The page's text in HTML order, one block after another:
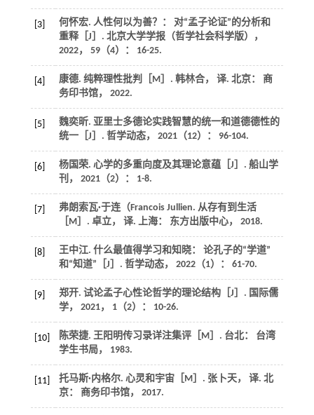
[3]
何怀宏. 人性何以为善？： 对“孟子论证”的分析和
重释［J］. 北京大学学报（哲学社会科学版）
，
2022， 59（4）： 16-25.
[4] 康德. 纯粹理性批判
［M］. 韩林合， 译. 北京： 商
务印书馆， 2022.
[5]
魏奕昕. 亚里士多德论实践智慧的统一和道德德性的
统一［J］. 哲学动态， 2021（12）： 96-104.
[6] 杨国荣. 心学的多重向度及其理论意蕴［J］. 船山学
刊 ， 2021（2）： 1-8.
[7] 弗朗索瓦·于连（Francois Jullien. 从存有到生活
［M］. 卓立， 译. 上海： 东方出版中心， 2018.
[8]
王中江. 什么最值得学习和知晓： 论孔子的“学道”
和“知道”［J］. 哲学动态， 2022（1）： 61-70.
[9] 郑开. 试论孟子心性论哲学的理论结构［J］. 国际儒
学， 2021， 1（2）： 10-26.
[10] 陈荣捷. 王阳明传习录详注集评［M］. 台北： 台湾
学生书局， 1983.
[11] 托马斯·内格尔. 心灵和宇宙［M］. 张卜天， 译. 北
京： 商务印书馆， 2017.